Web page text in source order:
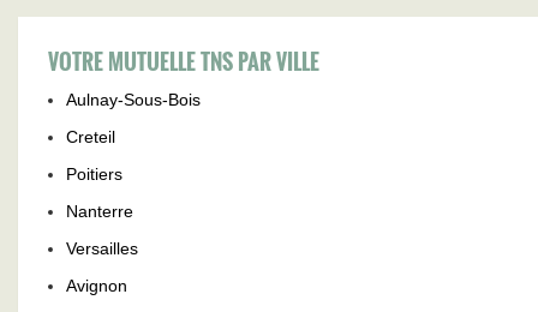
VOTRE MUTUELLE TNS PAR VILLE
Aulnay-Sous-Bois
Creteil
Poitiers
Nanterre
Versailles
Avignon